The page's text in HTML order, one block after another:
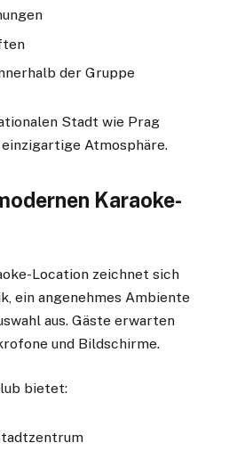
der Gruppe
Stadt wie Prag
Atmosphäre.
Karaoke-
Location zeichnet sich
ein angenehmes Ambiente
aus. Gäste erwarten
und Bildschirme.
bietet: